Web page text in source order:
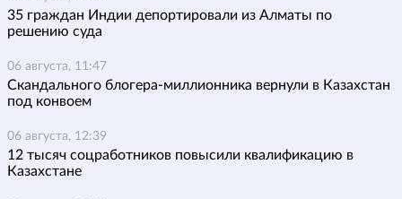
35 граждан Индии депортировали из Алматы по
решению суда
06 августа, 11:47
Скандального блогера-миллионника вернули в Казахстан
под конвоем
06 августа, 12:39
12 тысяч соцработников повысили квалификацию в
Казахстане